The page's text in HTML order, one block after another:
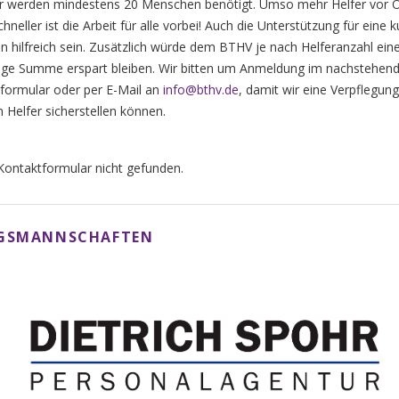
werden mindestens 20 Menschen benötigt. Umso mehr Helfer vor
ist die Arbeit für alle vorbei! Auch die Unterstützung für eine
hilfreich sein. Zusätzlich würde dem BTHV je nach Helferanzahl
Summe erspart bleiben. Wir bitten um Anmeldung im
oder per E-Mail aninfo@bthv.de, damit wir eine
Helfer sicherstellen können.
nicht gefunden.